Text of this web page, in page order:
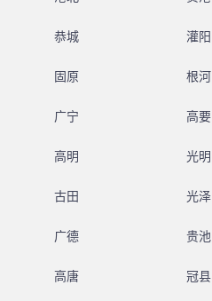
恭城 灌阳
固原 根河
广宁 高要
高明 光明
古田 光泽
广德 贵池
高唐 冠县